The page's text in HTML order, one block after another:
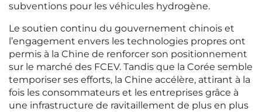
subventions pour les véhicules hydrogène.
Le soutien continu du gouvernement chinois et
l’engagement envers les technologies propres ont
permis à la Chine de renforcer son positionnement
sur le marché des FCEV. Tandis que la Corée semble
temporiser ses efforts, la Chine accélère, attirant à la
fois les consommateurs et les entreprises grâce à
une infrastructure de ravitaillement de plus en plus